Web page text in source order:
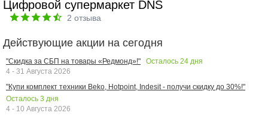
Цифровой супермаркет DNS
2 отзыва
Действующие акции на сегодня
"Скидка за СБП на товары «Редмонд»!" Осталось 24 дня
4 - 31 Августа 2026
"Купи комплект техники Beko, Hotpoint, Indesit - получи скидку до 30%!"
Осталось 3 дня
4 - 10 Августа 2026